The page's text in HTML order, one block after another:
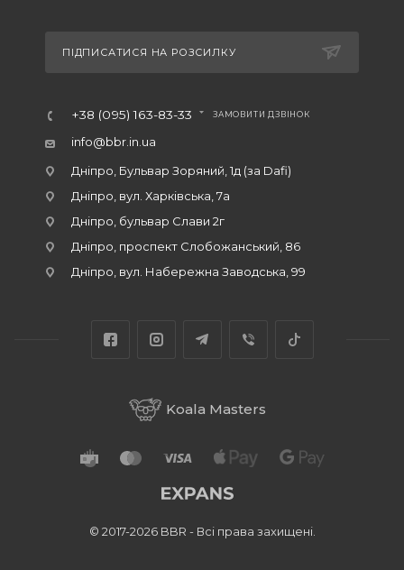
ПІДПИСАТИСЯ НА РОЗСИЛКУ
+38 (095) 163-83-33 ЗАМОВИТИ ДЗВІНОК
info@bbr.in.ua
Дніпро, Бульвар Зоряний, 1д (за Dafi)
Дніпро, вул. Харківська, 7а
Дніпро, бульвар Слави 2г
Дніпро, проспект Слобожанський, 86
Дніпро, вул. Набережна Заводська, 99
Koala Masters
© 2017-2026 BBR - Всі права захищені.